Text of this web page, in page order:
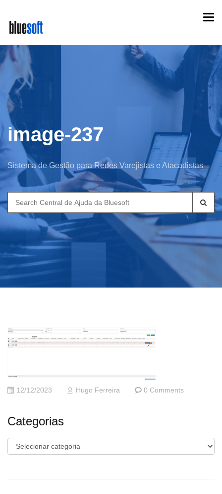
main
content
image-237
Sistema de Gestão para Redes Varejistas e Atacadistas
Search
for:
12/12/2023 Hugo Ferreira 0 Comments
Categorias
Categorias